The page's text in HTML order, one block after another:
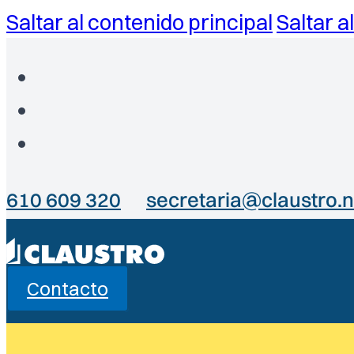
Saltar al contenido principalSaltar
610 609 320
Contacto